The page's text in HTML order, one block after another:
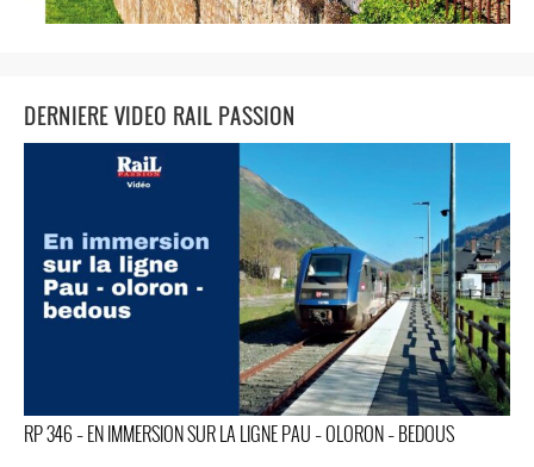
DERNIERE VIDEO RAIL PASSION
RP 346 – EN IMMERSION SUR LA LIGNE PAU – OLORON – BEDOUS